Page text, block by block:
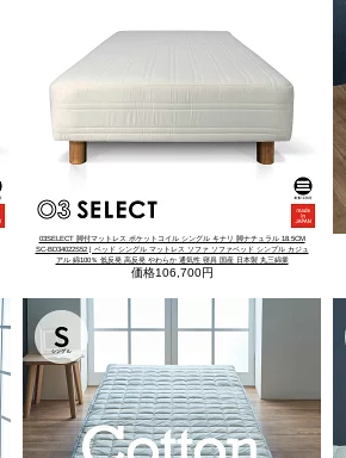
03SELECT 脚付マットレス ポケットコイル シングル キナリ 脚ナチュラル 18.5CM
SC-BD34022S52 | ベッド シングル マットレス ソファ ソファベッド シンプル カジュ
アル 綿100％ 低反発 高反発 やわらか 通気性 寝具 国産 日本製 丸三綿業
価格106,700円